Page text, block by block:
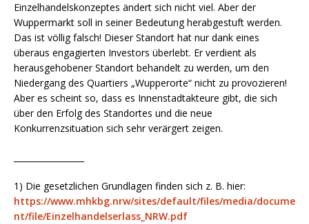
Einzelhandelskonzeptes ändert sich nicht viel. Aber der
Wuppermarkt soll in seiner Bedeutung herabgestuft werden.
Das ist völlig falsch! Dieser Standort hat nur dank eines
überaus engagierten Investors überlebt. Er verdient als
herausgehobener Standort behandelt zu werden, um den
Niedergang des Quartiers „Wupperorte“ nicht zu provozieren!
Aber es scheint so, dass es Innenstadtakteure gibt, die sich
über den Erfolg des Standortes und die neue
Konkurrenzsituation sich sehr verärgert zeigen.
1) Die gesetzlichen Grundlagen finden sich z. B. hier:
https://www.mhkbg.nrw/sites/default/files/media/docume
nt/file/Einzelhandelserlass_NRW.pdf